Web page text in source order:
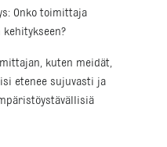
Onko toimittaja
kuten meidät,
etenee sujuvasti ja